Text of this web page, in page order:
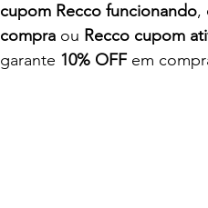
cupom Recco funcionando,
compra ou Recco cupom
garante 10% OFF em